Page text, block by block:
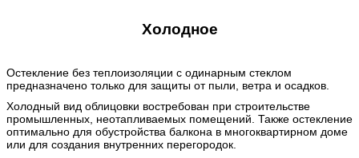
Холодное
Остекление без теплоизоляции с одинарным стеклом
предназначено только для защиты от пыли, ветра и осадков.
Холодный вид облицовки востребован при строительстве
промышленных, неотапливаемых помещений. Также остекление
оптимально для обустройства балкона в многоквартирном доме
или для создания внутренних перегородок.